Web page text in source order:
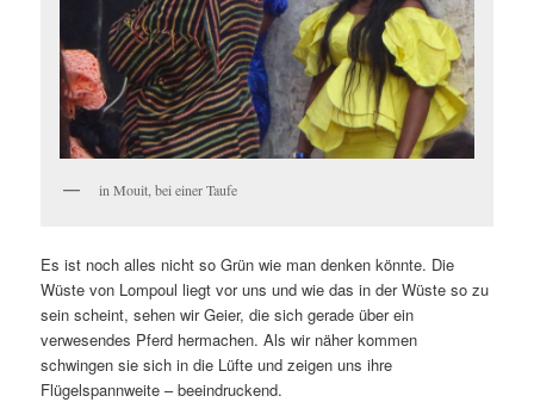
in Mouit, bei einer Taufe
Es ist noch alles nicht so Grün wie man denken könnte. Die
Wüste von Lompoul liegt vor uns und wie das in der Wüste so zu
sein scheint, sehen wir Geier, die sich gerade über ein
verwesendes Pferd hermachen. Als wir näher kommen
schwingen sie sich in die Lüfte und zeigen uns ihre
Flügelspannweite – beeindruckend.